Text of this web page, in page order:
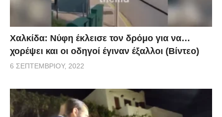
Χαλκίδα: Νύφη έκλεισε τον δρόμο για να…
χορέψει και οι οδηγοί έγιναν έξαλλοι (Βίντεο)
6 ΣΕΠΤΕΜΒΡΊΟΥ, 2022